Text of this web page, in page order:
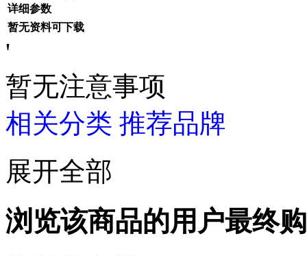
详细参数
暂无资料可下载
'
暂无注意事项
相关分类 推荐品牌
展开全部
浏览该商品的用户最终